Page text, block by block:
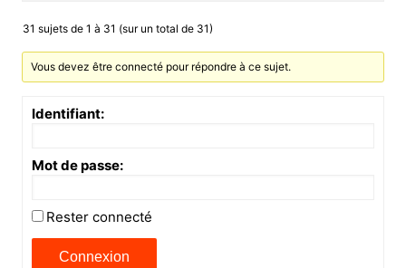
31 sujets de 1 à 31 (sur un total de 31)
Vous devez être connecté pour répondre à ce sujet.
Identifiant:
Mot de passe:
Rester connecté
Connexion